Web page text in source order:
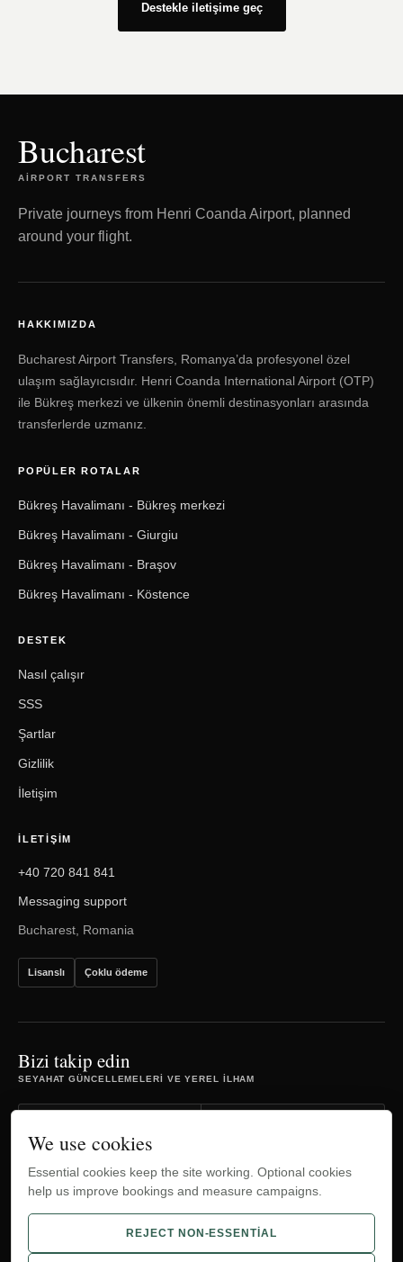
Destekle iletişime geç
Bucharest
AIRPORT TRANSFERS
Private journeys from Henri Coanda Airport, planned
around your flight.
HAKKIMIZDA
Bucharest Airport Transfers, Romanya’da profesyonel özel
ulaşım sağlayıcısıdır. Henri Coanda International Airport (OTP)
ile Bükreş merkezi ve ülkenin önemli destinasyonları arasında
transferlerde uzmanız.
POPÜLER ROTALAR
Bükreş Havalimanı - Bükreş merkezi
Bükreş Havalimanı - Giurgiu
Bükreş Havalimanı - Braşov
Bükreş Havalimanı - Köstence
DESTEK
Nasıl çalışır
SSS
Şartlar
Gizlilik
İletişim
İLETIŞIM
+40 720 841 841
Messaging support
Bucharest, Romania
Lisanslı Çoklu ödeme
Bizi takip edin
SEYAHAT GÜNCELLEMELERI VE YEREL ILHAM
TripAdvisor YouTube
WhatsApp
We use cookies
Essential cookies keep the site working. Optional cookies
help us improve bookings and measure campaigns.
REJECT NON-ESSENTIAL